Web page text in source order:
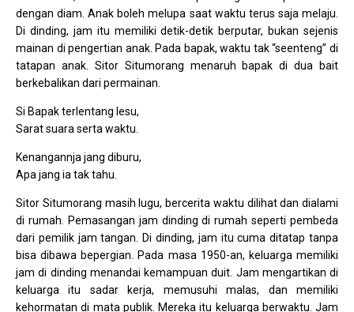
dengan diam. Anak boleh melupa saat waktu terus saja melaju.
Di dinding, jam itu memiliki detik-detik berputar, bukan sejenis
mainan di pengertian anak. Pada bapak, waktu tak “seenteng” di
tatapan anak. Sitor Situmorang menaruh bapak di dua bait
berkebalikan dari permainan.
Si Bapak terlentang lesu,
Sarat suara serta waktu.
Kenangannja jang diburu,
Apa jang ia tak tahu.
Sitor Situmorang masih lugu, bercerita waktu dilihat dan dialami
di rumah. Pemasangan jam dinding di rumah seperti pembeda
dari pemilik jam tangan. Di dinding, jam itu cuma ditatap tanpa
bisa dibawa bepergian. Pada masa 1950-an, keluarga memiliki
jam di dinding menandai kemampuan duit. Jam mengartikan di
keluarga itu sadar kerja, memusuhi malas, dan memiliki
kehormatan di mata publik. Mereka itu keluarga berwaktu. Jam